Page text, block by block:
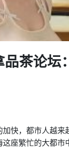
品茶论坛
加快，都市人越来
这座繁忙的大都市